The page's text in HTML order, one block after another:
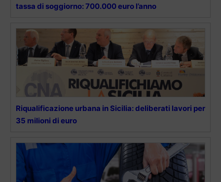
tassa di soggiorno: 700.000 euro l’anno
Riqualificazione urbana in Sicilia: deliberati lavori per
35 milioni di euro